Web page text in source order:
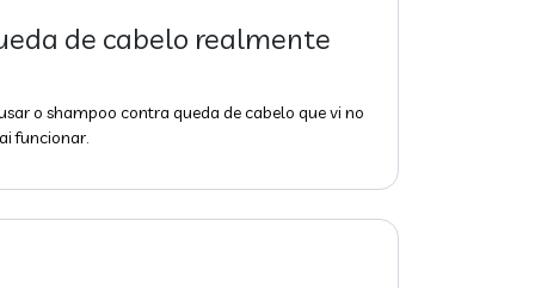
de cabelo realmente
o shampoo contra queda de cabelo que vi no
funcionar.